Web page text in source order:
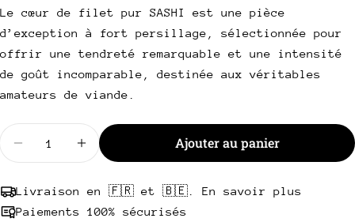
Le cœur de filet pur SASHI est une pièce
d’exception à fort persillage, sélectionnée pour
offrir une tendreté remarquable et une intensité
de goût incomparable, destinée aux véritables
amateurs de viande.
Diminuer la quantité pour Coeur de Filet Pur Sashi
Augmenter la quantité pour Coeur de
Ajouter au panier
Livraison en 🇫🇷 et 🇧🇪. En savoir plus
Paiements 100% sécurisés
Partager ce produit
Partager
Partager
sur
Partager
sur
Épingler
sur
Votre
téléphone
Votre
message
Les champs marqués * sont obligatoires.